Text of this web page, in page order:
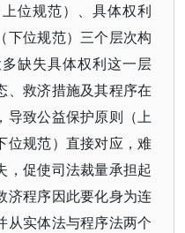
位规范）、具体权利
下位规范）三个层次构
缺失具体权利这一层
、救济措施及其程序在
导致公益保护原则（上
位规范）直接对应，难
，促使司法裁量承担起
济程序因此要化身为连
从实体法与程序法两个